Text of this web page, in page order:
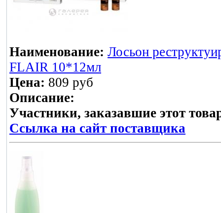
Наименование: Лосьон
FLAIR 10*12мл
Цена: 809 руб
Описание:
Участники, заказавшие этот
Ссылка на сайт поставщика